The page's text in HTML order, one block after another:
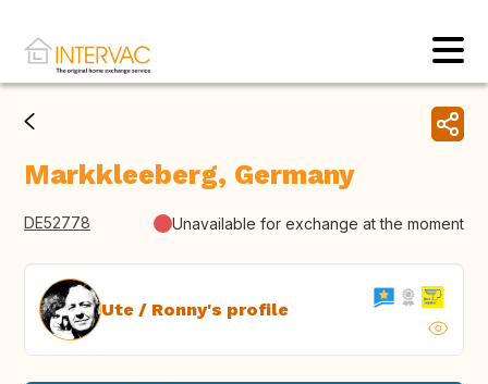
Markkleeberg, Germany
DE52778 Unavailable for exchange at the moment
Ute / Ronny's profile